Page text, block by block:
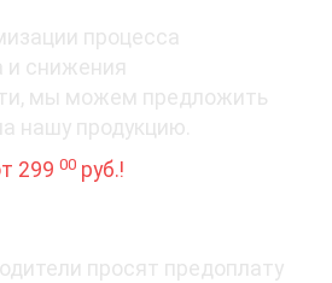
процесса
и снижения
мы можем предложить
нашу продукцию.
29900 руб.!
просят предоплату